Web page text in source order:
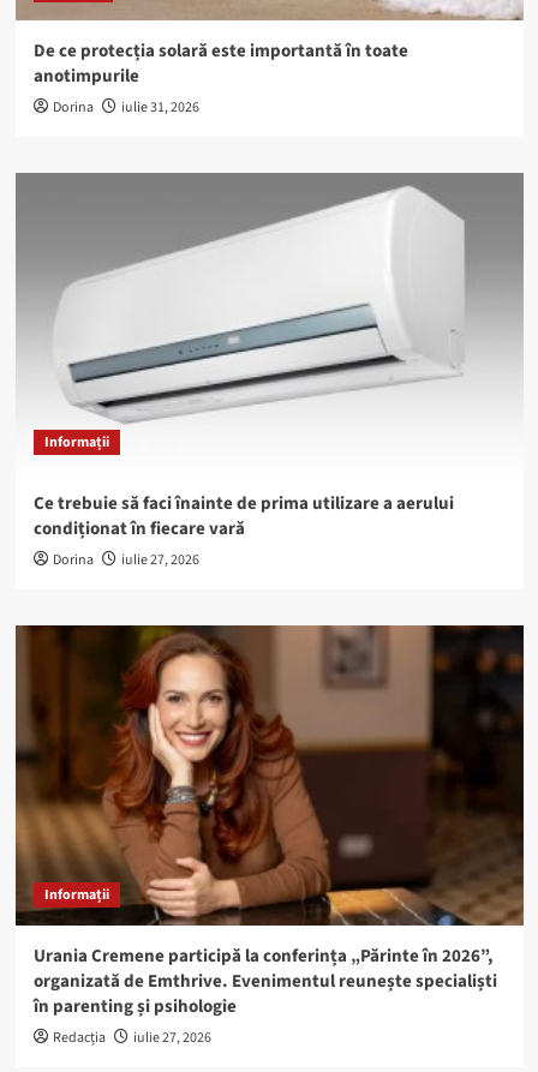
De ce protecția solară este importantă în toate
anotimpurile
Dorina iulie 31, 2026
Informații
Ce trebuie să faci înainte de prima utilizare a aerului
condiționat în fiecare vară
Dorina iulie 27, 2026
Informații
Urania Cremene participă la conferința „Părinte în 2026”,
organizată de Emthrive. Evenimentul reunește specialiști
în parenting și psihologie
Redacția iulie 27, 2026